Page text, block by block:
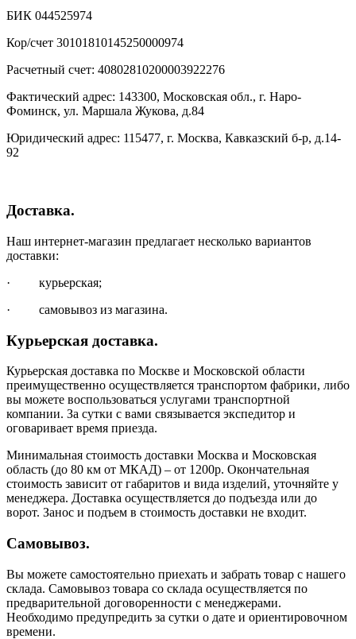
БИК 044525974
Кор/счет 30101810145250000974
Расчетный счет: 40802810200003922276
Фактический адрес: 143300, Московская обл., г. Наро-
Фоминск, ул. Маршала Жукова, д.84
Юридический адрес: 115477, г. Москва, Кавказский б-р, д.14-
92
Доставка.
Наш интернет-магазин предлагает несколько вариантов
доставки:
· курьерская;
· самовывоз из магазина.
Курьерская доставка.
Курьерская доставка по Москве и Московской области
преимущественно осуществляется транспортом фабрики, либо
вы можете воспользоваться услугами транспортной
компании. За сутки с вами связывается экспедитор и
оговаривает время приезда.
Минимальная стоимость доставки Москва и Московская
область (до 80 км от МКАД) – от 1200р. Окончательная
стоимость зависит от габаритов и вида изделий, уточняйте у
менеджера. Доставка осуществляется до подъезда или до
ворот. Занос и подъем в стоимость доставки не входит.
Самовывоз.
Вы можете самостоятельно приехать и забрать товар с нашего
склада. Самовывоз товара со склада осуществляется по
предварительной договоренности с менеджерами.
Необходимо предупредить за сутки о дате и ориентировочном
времени.